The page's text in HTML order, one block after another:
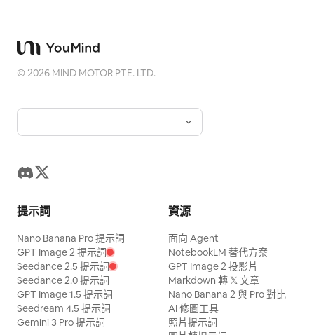
©2026 MIND MOTOR PTE. LTD.
提示詞
Nano Banana Pro 提示詞
GPT Image 2 提示詞
Seedance 2.5 提示詞
Seedance 2.0 提示詞
GPT Image 1.5 提示詞
Seedream 4.5 提示詞
Gemini 3 Pro 提示詞
資源
面向 Agent
NotebookLM 替代方案
GPT Image 2 投影片
Markdown 轉 𝕏 文章
Nano Banana 2 與 Pro 對比
AI 修圖工具
照片提示詞